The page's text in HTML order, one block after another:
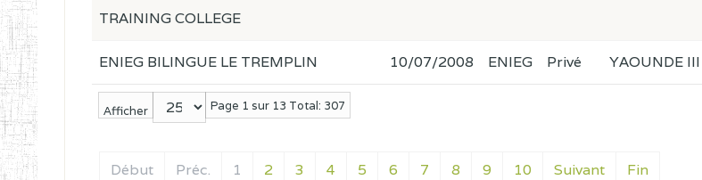
Afficher Page 1 sur 13 Total: 307
Début Préc. 1 2 3 4 5 6 7 8 9 10 Suivant Fin
TRAINING COLLEGE
ENIEG BILINGUE LE TREMPLIN 10/07/2008 ENIEG Privé YAOUNDE III